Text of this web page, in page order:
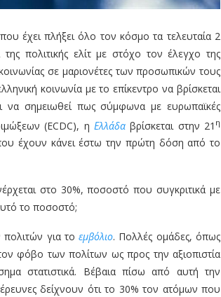
έχει πλήξει όλο τον κόσμο τα τελευταία 2
της πολιτικής ελίτ με στόχο τον έλεγχο της
σε μαριονέτες των προσωπικών τους
κοινωνία με το επίκεντρο να βρίσκεται
να σημειωθεί πως σύμφωνα με ευρωπαϊκές
(ECDC), ηΕλλάδα βρίσκεται στην 21 η
έχουν κάνει έστω την πρώτη δόση από το
στο 30%, ποσοστό που συγκριτικά με
το ποσοστό;
πολιτών για τοεμβόλιο. Πολλές ομάδες, όπως
φόβο των πολίτων ως προς την αξιοπιστία
στατιστικά. Βέβαια πίσω από αυτή την
δείχνουν ότι το 30% τον ατόμων που